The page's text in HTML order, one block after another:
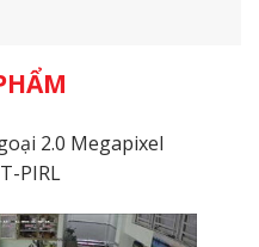
2.0 Megapixel
PIRL